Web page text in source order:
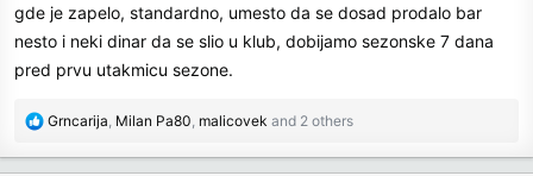
gde je zapelo, standardno, umesto da se dosad prodalo bar
nesto i neki dinar da se slio u klub, dobijamo sezonske 7 dana
pred prvu utakmicu sezone.
R
a
Grncarija Milan Pa80 malicovek and 2 others